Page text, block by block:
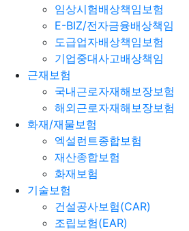
임상시험배상책임보험
E-BIZ/전자금융배상책임
도급업자배상책임보험
기업중대사고배상책임
근재보험
국내근로자재해보장보험
해외근로자재해보장보험
화재/재물보험
엑설런트종합보험
재산종합보험
화재보험
기술보험
건설공사보험(CAR)
조립보험(EAR)